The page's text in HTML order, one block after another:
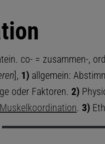
co- = zusammen-,
], 1)allgemein:
oder Faktoren. 2)
Muskelkoordination. 3)